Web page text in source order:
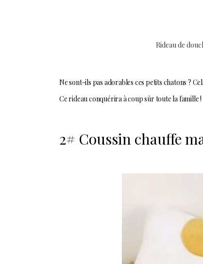
Rideau de
Ne sont-ils pas adorables ces petits chatons ?
Ce rideau conquérira à coup sûr toute la famille !
2# Coussin chauffe